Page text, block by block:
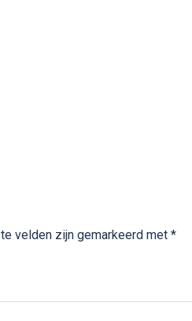
velden zijn gemarkeerd met *